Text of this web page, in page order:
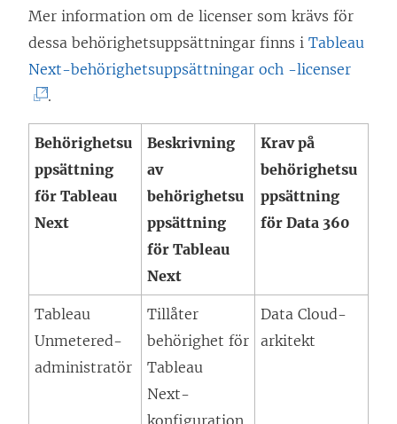
Mer information om de licenser som krävs för
dessa behörighetsuppsättningar finns i Tableau
Next-behörighetsuppsättningar och -licenser(
ä
k
.
Behörighetsu
ppsättning
för Tableau
Next
Beskrivning
av
behörighetsu
ppsättning
för Tableau
Next
Krav på
behörighetsu
ppsättning
för Data 360
Tableau
Unmetered-
administratör
Tillåter
behörighet för
Tableau
Next-
Data Cloud-
arkitekt